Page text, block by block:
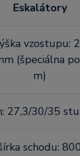
Eskalátory
vzostupu:
(špeciálna
m)
27,3/30/35
schodu: